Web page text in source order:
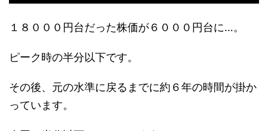
１８０００円台だった株価が６０００円台に…。
ピーク時の半分以下です。
その後、元の水準に戻るまでに約６年の時間が掛か
っています。